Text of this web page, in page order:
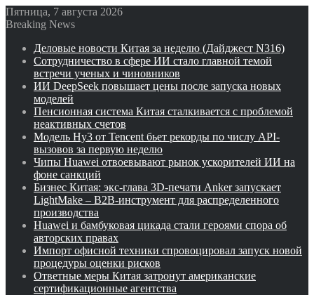
Пятница, 7 августа 2026
Breaking News
Деловые новости Китая за неделю (Дайджест N316)
Сотрудничество в сфере ИИ стало главной темой
встречи ученых и чиновников
ИИ DeepSeek повышает цены после запуска новых
моделей
Пенсионная система Китая сталкивается с проблемой
неактивных счетов
Модель Hy3 от Tencent бьет рекорды по числу API-
вызовов за первую неделю
Чипы Huawei отвоевывают рынок ускорителей ИИ на
фоне санкций
Бизнес Китая: экс-глава 3D-печати Anker запускает
LightMake – B2B-инструмент для распределенного
производства
Huawei и бамбуковая цикада стали героями спора об
авторских правах
Импорт офисной техники спровоцировал запуск новой
процедуры оценки рисков
Ответные меры Китая затронут американские
сертификационные агентства